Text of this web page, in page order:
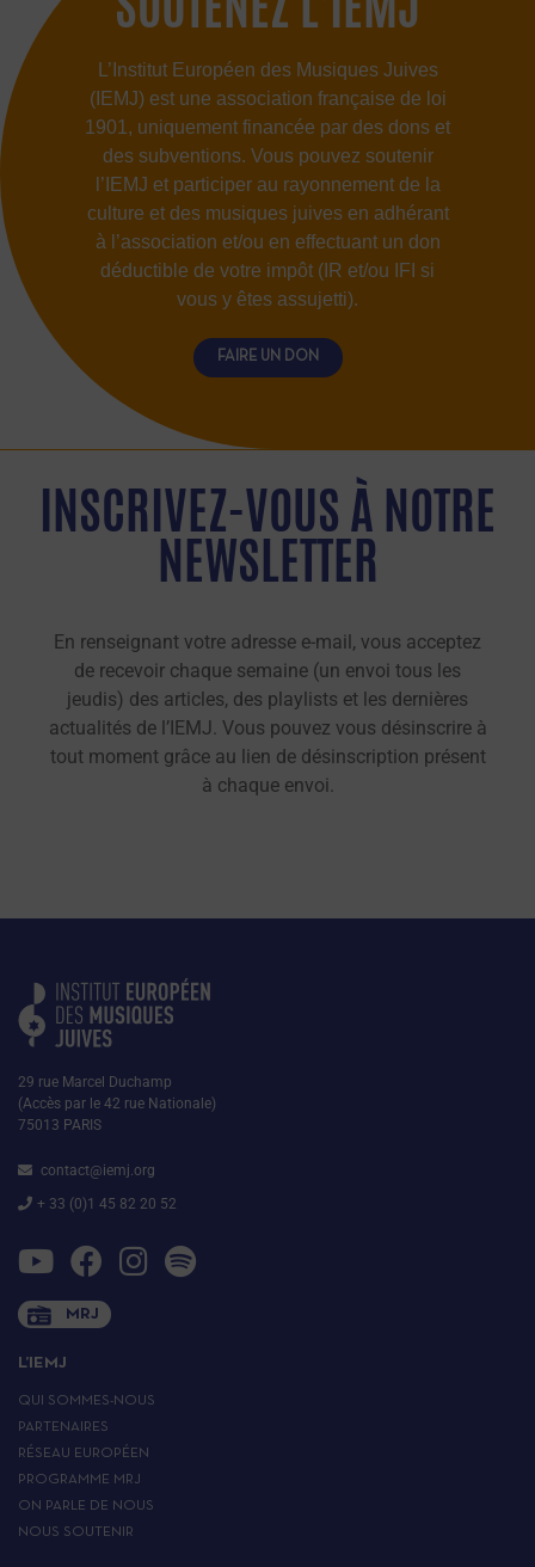
L’Institut Européen des Musiques Juives
(IEMJ) est une association française de loi
1901, uniquement financée par des dons et
des subventions. Vous pouvez soutenir
l’IEMJ et participer au rayonnement de la
culture et des musiques juives en adhérant
à l’association et/ou en effectuant un don
déductible de votre impôt (IR et/ou IFI si
vous y êtes assujetti).
FAIRE UN DON
INSCRIVEZ-VOUS À NOTRE
NEWSLETTER
En renseignant votre adresse e-mail, vous acceptez
de recevoir chaque semaine (un envoi tous les
jeudis) des articles, des playlists et les dernières
actualités de l’IEMJ. Vous pouvez vous désinscrire à
tout moment grâce au lien de désinscription présent
à chaque envoi.
29 rue Marcel Duchamp
(Accès par le 42 rue Nationale)
75013 PARIS
contact@iemj.org
+ 33 (0)1 45 82 20 52
MRJ
L’IEMJ
QUI SOMMES-NOUS
PARTENAIRES
RÉSEAU EUROPÉEN
PROGRAMME MRJ
ON PARLE DE NOUS
NOUS SOUTENIR